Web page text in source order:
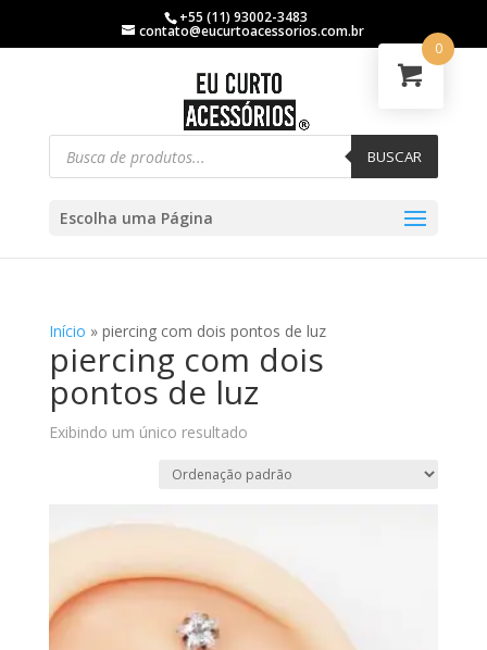
+55 (11) 93002-3483
contato@eucurtoacessorios.com.br
BUSCAR
Escolha uma Página
Início » piercing com dois pontos de luz
piercing com dois
pontos de luz
Exibindo um único resultado
0